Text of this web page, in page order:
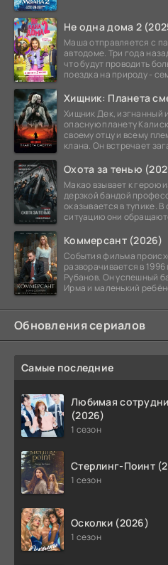
Не одна дома 2
Маша отправляется с
автодоме. Три года
что будут проводить
поездка на природу -
Хищник: Планета
Хищник Дек, изгнанный
опасную планету
своему отцу и всему
клана. Он встречает
Охота за тенью
Макао взывает к герою
дерзкой бандой
оказывается в тупике.
ситуацию они
Коммерсант (2026)
События фильма
разворачивается в
Рубанов. Он успешный
Ирма и маленький
Обновления сериалов
Самые последние
Любимая
(2026)
1 сезон
Стерлинг-Поинт
1 сезон
Осколки (2026)
1 сезон